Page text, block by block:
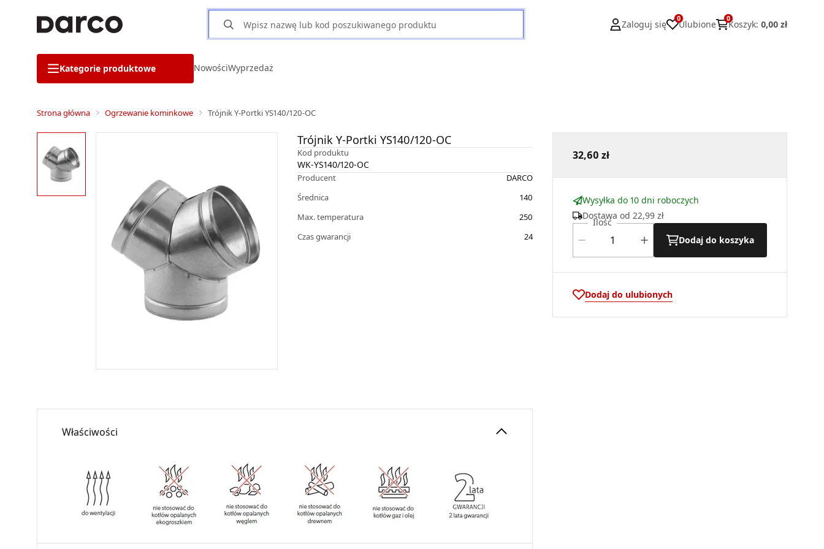
Zaloguj się
0
Ulubione
0
Koszyk: 0,00 zł
Kategorie produktowe NowościWyprzedaż
Strona główna Ogrzewanie kominkowe Trójnik Y-Portki YS140/120-OC
Trójnik Y-Portki YS140/120-OC
Kod produktu
WK-YS140/120-OC
Producent
DARCO
Średnica
140
Max. temperatura
250
Czas gwarancji
24
32,60 zł
Wysyłka do 10 dni roboczych
Dostawa od 22,99 zł
Ilość
Dodaj do koszyka
Dodaj do ulubionych
Właściwości